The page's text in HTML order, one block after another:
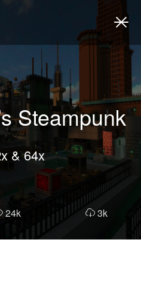
Steampunk
& 64x
24k 3k